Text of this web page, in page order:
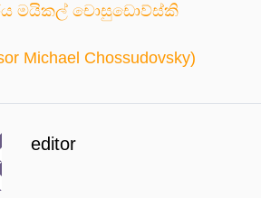
මයිකල් චොසුඩොව්ස්කි
Michael Chossudovsky)
editor